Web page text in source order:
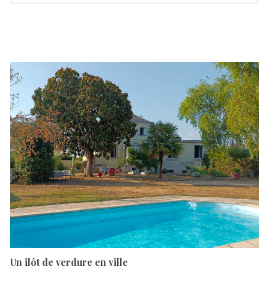
Un ilôt de verdure en ville